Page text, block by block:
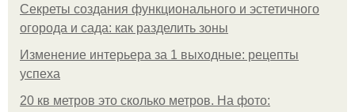
Секреты создания функционального и эстетичного
огорода и сада: как разделить зоны
Изменение интерьера за 1 выходные: рецепты
успеха
20 кв метров это сколько метров. На фото: